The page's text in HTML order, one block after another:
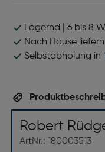
Lagernd | 6 bis 8
Nach Hause liefern
Selbstabholung in
Robert
ArtNr.: 180003513